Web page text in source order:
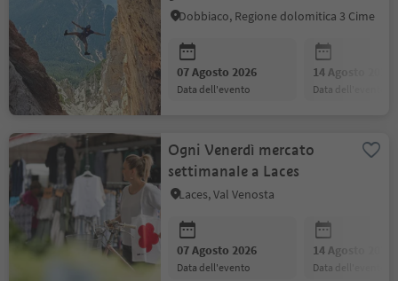
Trail Dolomiti
Dobbiaco, Regione dolomitica 3 Cime
07 Agosto 2026
data dell'evento
14 Agosto 2026
data dell'evento
Ogni Venerdì mercato
settimanale a Laces
Laces, Val Venosta
07 Agosto 2026
data dell'evento
14 Agosto 2026
data dell'evento